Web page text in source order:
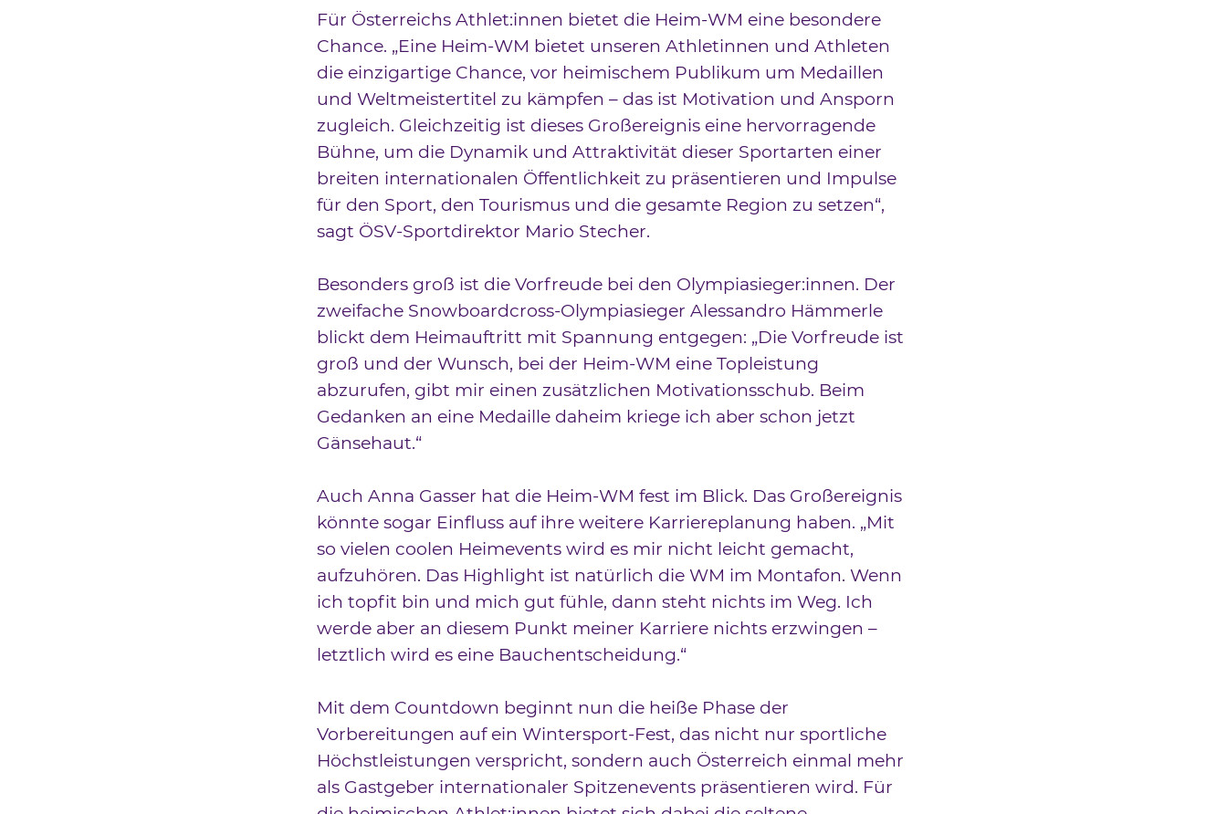
Für Österreichs Athlet:innen bietet die Heim-WM eine besondere
Chance. „Eine Heim-WM bietet unseren Athletinnen und Athleten
die einzigartige Chance, vor heimischem Publikum um Medaillen
und Weltmeistertitel zu kämpfen – das ist Motivation und Ansporn
zugleich. Gleichzeitig ist dieses Großereignis eine hervorragende
Bühne, um die Dynamik und Attraktivität dieser Sportarten einer
breiten internationalen Öffentlichkeit zu präsentieren und Impulse
für den Sport, den Tourismus und die gesamte Region zu setzen“,
sagt ÖSV-Sportdirektor Mario Stecher.
Besonders groß ist die Vorfreude bei den Olympiasieger:innen. Der
zweifache Snowboardcross-Olympiasieger Alessandro Hämmerle
blickt dem Heimauftritt mit Spannung entgegen: „Die Vorfreude ist
groß und der Wunsch, bei der Heim-WM eine Topleistung
abzurufen, gibt mir einen zusätzlichen Motivationsschub. Beim
Gedanken an eine Medaille daheim kriege ich aber schon jetzt
Gänsehaut.“
Auch Anna Gasser hat die Heim-WM fest im Blick. Das Großereignis
könnte sogar Einfluss auf ihre weitere Karriereplanung haben. „Mit
so vielen coolen Heimevents wird es mir nicht leicht gemacht,
aufzuhören. Das Highlight ist natürlich die WM im Montafon. Wenn
ich topfit bin und mich gut fühle, dann steht nichts im Weg. Ich
werde aber an diesem Punkt meiner Karriere nichts erzwingen –
letztlich wird es eine Bauchentscheidung.“
Mit dem Countdown beginnt nun die heiße Phase der
Vorbereitungen auf ein Wintersport-Fest, das nicht nur sportliche
Höchstleistungen verspricht, sondern auch Österreich einmal mehr
als Gastgeber internationaler Spitzenevents präsentieren wird. Für